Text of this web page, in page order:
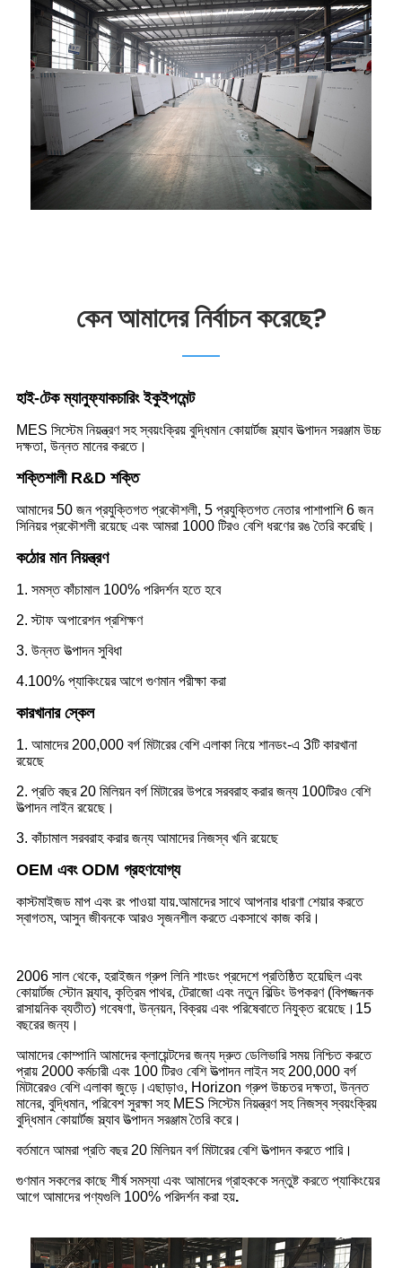
কেন আমাদের নির্বাচন করেছে?
হাই-টেক ম্যানুফ্যাকচারিং ইকুইপমেন্ট
MES সিস্টেম নিয়ন্ত্রণ সহ স্বয়ংক্রিয় বুদ্ধিমান কোয়ার্টজ স্ল্যাব উত্পাদন সরঞ্জাম উচ্চ
দক্ষতা, উন্নত মানের করতে।
শক্তিশালী R&D শক্তি
আমাদের 50 জন প্রযুক্তিগত প্রকৌশলী, 5 প্রযুক্তিগত নেতার পাশাপাশি 6 জন
সিনিয়র প্রকৌশলী রয়েছে এবং আমরা 1000 টিরও বেশি ধরণের রঙ তৈরি করেছি।
কঠোর মান নিয়ন্ত্রণ
1. সমস্ত কাঁচামাল 100% পরিদর্শন হতে হবে
2. স্টাফ অপারেশন প্রশিক্ষণ
3. উন্নত উত্পাদন সুবিধা
4.100% প্যাকিংয়ের আগে গুণমান পরীক্ষা করা
কারখানার স্কেল
1. আমাদের 200,000 বর্গ মিটারের বেশি এলাকা নিয়ে শানডং-এ 3টি কারখানা
রয়েছে
2. প্রতি বছর 20 মিলিয়ন বর্গ মিটারের উপরে সরবরাহ করার জন্য 100টিরও বেশি
উত্পাদন লাইন রয়েছে।
3. কাঁচামাল সরবরাহ করার জন্য আমাদের নিজস্ব খনি রয়েছে
OEM এবং ODM গ্রহণযোগ্য
কাস্টমাইজড মাপ এবং রং পাওয়া যায়.আমাদের সাথে আপনার ধারণা শেয়ার করতে
স্বাগতম, আসুন জীবনকে আরও সৃজনশীল করতে একসাথে কাজ করি।
2006 সাল থেকে, হরাইজন গ্রুপ লিনি শাংডং প্রদেশে প্রতিষ্ঠিত হয়েছিল এবং
কোয়ার্টজ স্টোন স্ল্যাব, কৃত্রিম পাথর, টেরাজো এবং নতুন বিল্ডিং উপকরণ (বিপজ্জনক
রাসায়নিক ব্যতীত) গবেষণা, উন্নয়ন, বিক্রয় এবং পরিষেবাতে নিযুক্ত রয়েছে।15
বছরের জন্য।
আমাদের কোম্পানি আমাদের ক্লায়েন্টদের জন্য দ্রুত ডেলিভারি সময় নিশ্চিত করতে
প্রায় 2000 কর্মচারী এবং 100 টিরও বেশি উত্পাদন লাইন সহ 200,000 বর্গ
মিটারেরও বেশি এলাকা জুড়ে।এছাড়াও, Horizon গ্রুপ উচ্চতর দক্ষতা, উন্নত
মানের, বুদ্ধিমান, পরিবেশ সুরক্ষা সহ MES সিস্টেম নিয়ন্ত্রণ সহ নিজস্ব স্বয়ংক্রিয়
বুদ্ধিমান কোয়ার্টজ স্ল্যাব উত্পাদন সরঞ্জাম তৈরি করে।
বর্তমানে আমরা প্রতি বছর 20 মিলিয়ন বর্গ মিটারের বেশি উত্পাদন করতে পারি।
গুণমান সকলের কাছে শীর্ষ সমস্যা এবং আমাদের গ্রাহককে সন্তুষ্ট করতে প্যাকিংয়ের
আগে আমাদের পণ্যগুলি 100% পরিদর্শন করা হয়.